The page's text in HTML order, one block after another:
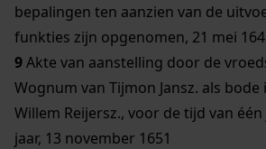
bepalingen ten aanzien van de
funkties zijn opgenomen, 21 mei
9Akte van aanstelling door de
Wognum van Tijmon Jansz. als bode
Willem Reijersz., voor de tijd van
jaar, 13 november 1651